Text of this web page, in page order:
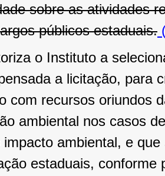
sobre as atividades
públicos estaduais.
o Instituto a
a licitação, para
com recursos oriundos
ambiental nos casos
impacto ambiental, e
estaduais,